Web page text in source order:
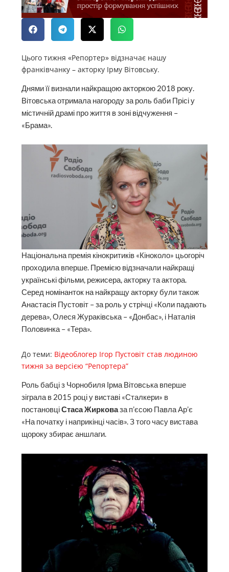
Цього тижня «Репортер» відзначає нашу
франківчанку – акторку Ірму Вітовську.
Днями її визнали найкращою акторкою 2018 року.
Вітовська отримала нагороду за роль баби Прісі у
містичній драмі про життя в зоні відчуження –
«Брама».
Національна премія кінокритиків «Кіноколо» цьогоріч
проходила вперше. Премією відзначали найкращі
українські фільми, режисера, акторку та актора.
Серед номінанток на найкращу акторку були також
Анастасія Пустовіт – за роль у стрічці «Коли падають
дерева», Олеся Жураківська – «Донбас», і Наталія
Половинка – «Тера».
До теми: Відеоблогер Ігор Пустовіт став людиною
тижня за версією “Репортера”
Роль бабці з Чорнобиля Ірма Вітовська вперше
зіграла в 2015 році у виставі «Сталкери» в
постановціСтаса Жирковаза п’єсою Павла Ар’є
«На початку і наприкінці часів». З того часу вистава
щороку збирає аншлаги.